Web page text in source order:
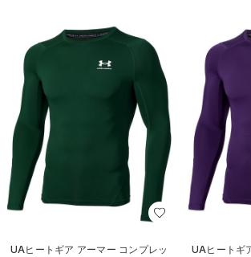
UAヒートギア アーマー コンプレッ
UAヒートギ